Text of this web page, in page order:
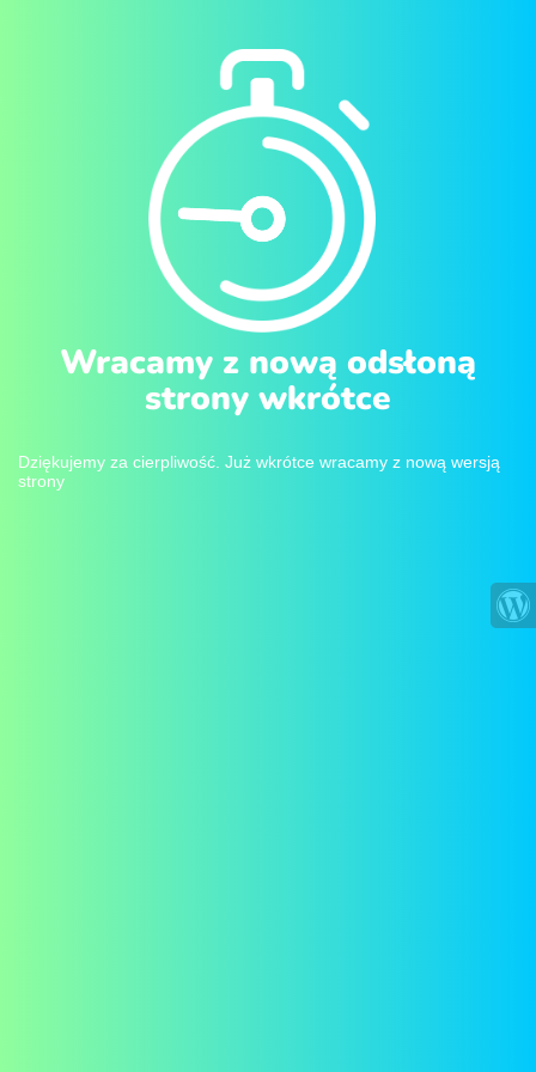
Wracamy z nową odsłoną
strony wkrótce
Dziękujemy za cierpliwość. Już wkrótce wracamy z nową wersją
strony